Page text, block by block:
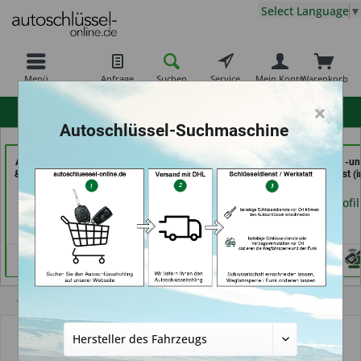
Menü Anfrage Suchen Service Warenkorb
Mein Konto
Select Language ▼
AKYÜZ Schlüsseldienst
& Sicherheitstechnik (in
Händlerprofil
Demuro Schuh &
Schlüsseldienst (in
Grevenbroich)
In Time Schuh -
Schlüsseldienst
Händlerprofil
Autoschlüssel ohne Funk
×
Autoschlüssel-Suchmaschine